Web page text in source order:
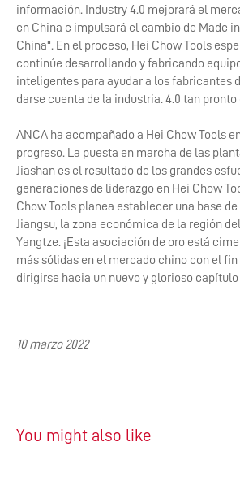
información. Industry 4.0 mejorará el
en China e impulsará el cambio de Made
China". En el proceso, Hei Chow Tools
continúe desarrollando y fabricando
inteligentes para ayudar a los fabricantes
darse cuenta de la industria. 4.0 tan
ANCA ha acompañado a Hei Chow Tools
progreso. La puesta en marcha de las
Jiashan es el resultado de los grandes
generaciones de liderazgo en Hei Chow
Chow Tools planea establecer una base
Jiangsu, la zona económica de la región
Yangtze. ¡Esta asociación de oro está
más sólidas en el mercado chino con el
dirigirse hacia un nuevo y glorioso
10 marzo 2022
You might also like